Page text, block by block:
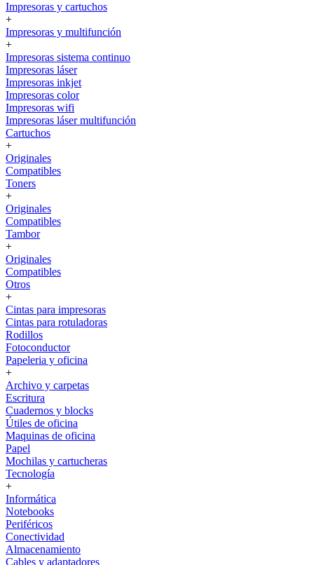
Impresoras y cartuchos
+
Impresoras y multifunción
+
Impresoras sistema continuo
Impresoras láser
Impresoras inkjet
Impresoras color
Impresoras wifi
Impresoras láser multifunción
Cartuchos
+
Originales
Compatibles
Toners
+
Originales
Compatibles
Tambor
+
Originales
Compatibles
Otros
+
Cintas para impresoras
Cintas para rotuladoras
Rodillos
Fotoconductor
Papeleria y oficina
+
Archivo y carpetas
Escritura
Cuadernos y blocks
Útiles de oficina
Maquinas de oficina
Papel
Mochilas y cartucheras
Tecnología
+
Informática
Notebooks
Periféricos
Conectividad
Almacenamiento
Cables y adaptadores